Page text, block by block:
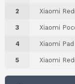
2 Xiaomi
3 Xiaomi
4 Xiaomi
5 Xiaomi